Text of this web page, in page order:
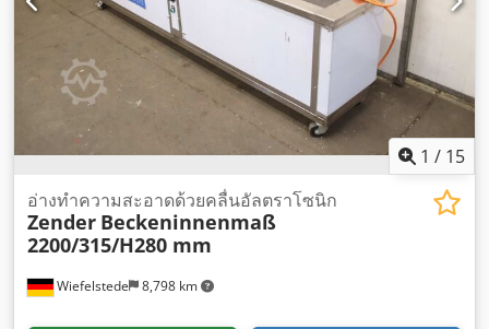
1 / 15
Wiefelstede 8,798 km
อ่างทำความสะอาดด้วยคลื่นอัลตราโซนิก
Zender Beckeninnenmaß
2200/315/H280 mm